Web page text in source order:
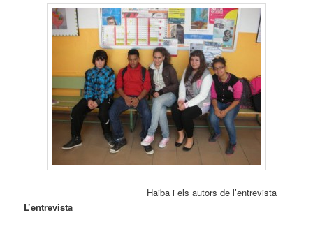
Haiba i els autors de l’entrevista
L’entrevista